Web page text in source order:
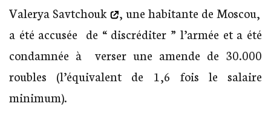
Valerya Savtchouk
, une habitante de Moscou,
a été accusée de “ discréditer ” l’armée et a été
condamnée à verser une amende de 30.000
roubles (l’équivalent de 1,6 fois le salaire
minimum).